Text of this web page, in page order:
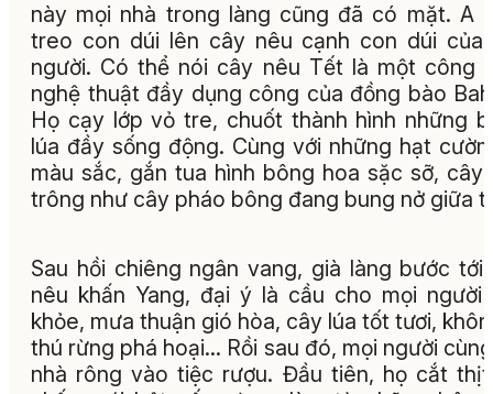
này mọi nhà trong làng cũng đã có mặt. A
treo con dúi lên cây nêu cạnh con dúi của
người. Có thể nói cây nêu Tết là một công
nghệ thuật đầy dụng công của đồng bào
Họ cạy lớp vỏ tre, chuốt thành hình những
lúa đầy sống động. Cùng với những hạt
màu sắc, gắn tua hình bông hoa sặc sỡ, cây
trông như cây pháo bông đang bung nở giữa
Sau hồi chiêng ngân vang, già làng bước tới
nêu khấn Yang, đại ý là cầu cho mọi người
khỏe, mưa thuận gió hòa, cây lúa tốt tươi,
thú rừng phá hoại… Rồi sau đó, mọi người
nhà rông vào tiệc rượu. Đầu tiên, họ cắt